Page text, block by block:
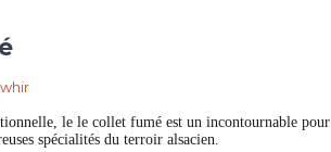
le le collet fumé est un incontournable pour
spécialités du terroir alsacien.